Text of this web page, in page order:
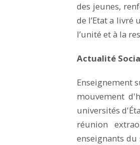
des jeunes,
de l’Etat a
l’unité et à la
Actualité
Enseignement
mouvement
universités
réunion
enseignants